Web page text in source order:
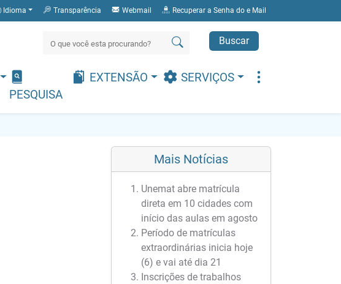
Idioma Transparência Webmail Recuperar a Senha do e Mail
Buscar
PESQUISA
EXTENSÃO SERVIÇOS
Mais Notícias
Unemat abre matrícula
direta em 10 cidades com
início das aulas em agosto
Período de matrículas
extraordinárias inicia hoje
(6) e vai até dia 21
Inscrições de trabalhos